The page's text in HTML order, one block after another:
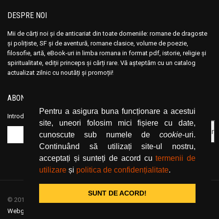
Pentru a asigura buna funcționare a acestui
site, uneori folosim mici fișiere cu date,
cunoscute sub numele de cookie-uri.
Continuând să utilizați site-ul nostru,
acceptați și sunteți de acord cutermenii de
utilizare și politica de confidențialitate.
SUNT DE ACORD!
Anita Brookner
Ann Charlton
Anna Sewell
Annabel Murray
Anne and Ed Kolaczyk
Anne Frank
Anne Hampson
Anne Hebert
Anne Knoll
Anne Marie Desmarest
Anne Mather
Anita Brookner
Ann Charlton
Anna Sewell
Annabel Murray
Anne and Ed Kolaczyk
Anne Frank
Anne Hampson
Anne Hebert
Anne Knoll
Anne Marie Desmarest
Anne Mather
DESPRE NOI
Mii de cărți noi și de anticariat din toate domeniile: romane de dragoste
și polițiste, SF și de aventură, romane clasice, volume de poezie,
filosofie, artă, eBook-uri in limba romana in format pdf, istorie, religie și
spiritualitate, ediții princeps și cărți rare. Vă așteptăm cu un catalog
actualizat zilnic cu noutăți și promoții!
ABONEAZĂ-TE LA NEWSLETTER
Introduceți adresa dvs. de email și dați click pe butonul de abonare.
© 2019
Webgraphic